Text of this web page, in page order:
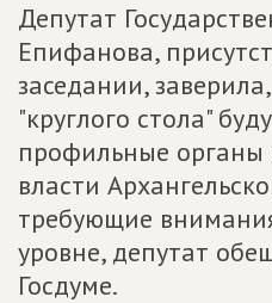
Депутат
Епифанова,
заседании,
"круглого стола"
профильные органы
власти
требующие
уровне, депутат
Госдуме.